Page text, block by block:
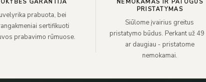
GARANTIJA
prabuota, bei
sertifikuoti
prabavimo rūmuose.
NEMOKAMAS IR PATOGUS
PRISTATYMAS
Siūlome įvairius greitus
pristatymo būdus. Perkant už 49
ar daugiau - pristatome
nemokamai.